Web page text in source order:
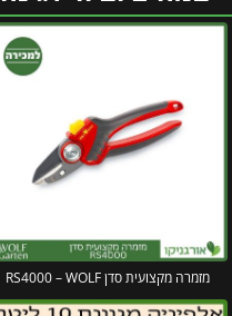
מזמרה מקצועית סדן RS4000 – WOLF